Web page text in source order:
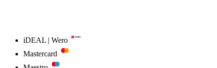
iDEAL | Wero
Mastercard